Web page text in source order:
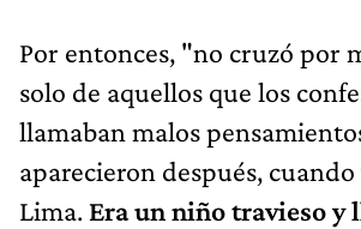
Por entonces, "no cruzó por
solo de aquellos que los
llamaban malos
aparecieron después,
Lima. Era un niño travieso y